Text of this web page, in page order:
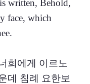
written, Behold,
face, which
희에게 이르노
데 침례 요한보